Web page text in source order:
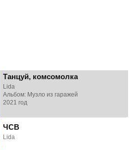
Танцуй, комсомолка
Lida
Альбом: Музло из гаражей
2021 год
ЧСВ
Lida